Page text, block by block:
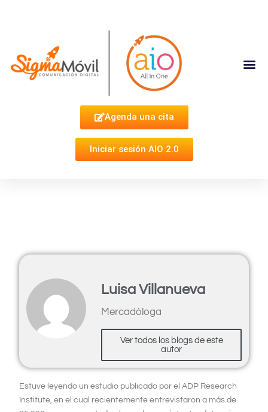
Agenda una cita
Iniciar sesión AIO 2.0
Luisa Villanueva
Mercadóloga
Ver todos los blogs de este
autor
Estuve leyendo un estudio publicado por el ADP Research
Institute, en el cual recientemente entrevistaron a más de